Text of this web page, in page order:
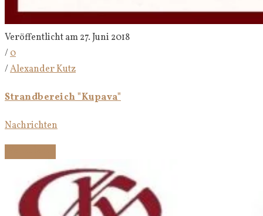
Veröffentlicht am 27. Juni 2018
/0
/Alexander Kutz
Strandbereich "Kupava"
Nachrichten